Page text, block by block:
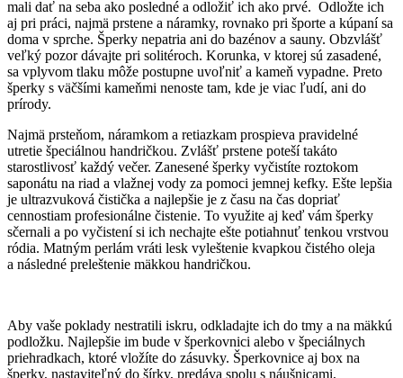
mali dať na seba ako posledné a odložiť ich ako prvé. Odložte ich
aj pri práci, najmä prstene a náramky, rovnako pri športe a kúpaní sa
doma v sprche. Šperky nepatria ani do bazénov a sauny. Obzvlášť
veľký pozor dávajte pri solitéroch. Korunka, v ktorej sú zasadené,
sa vplyvom tlaku môže postupne uvoľniť a kameň vypadne. Preto
šperky s väčšími kameňmi nenoste tam, kde je viac ľudí, ani do
prírody.
Najmä prsteňom, náramkom a retiazkam prospieva pravidelné
utretie špeciálnou handričkou. Zvlášť prstene poteší takáto
starostlivosť každý večer. Zanesené šperky vyčistíte roztokom
saponátu na riad a vlažnej vody za pomoci jemnej kefky. Ešte lepšia
je ultrazvuková čistička a najlepšie je z času na čas dopriať
cennostiam profesionálne čistenie. To využite aj keď vám šperky
sčernali a po vyčistení si ich nechajte ešte potiahnuť tenkou vrstvou
ródia. Matným perlám vráti lesk vyleštenie kvapkou čistého oleja
a následné preleštenie mäkkou handričkou.
Aby vaše poklady nestratili iskru, odkladajte ich do tmy a na mäkkú
podložku. Najlepšie im bude v šperkovnici alebo v špeciálnych
priehradkach, ktoré vložíte do zásuvky. Šperkovnice aj box na
šperky, nastaviteľný do šírky, predáva spolu s náušnicami,